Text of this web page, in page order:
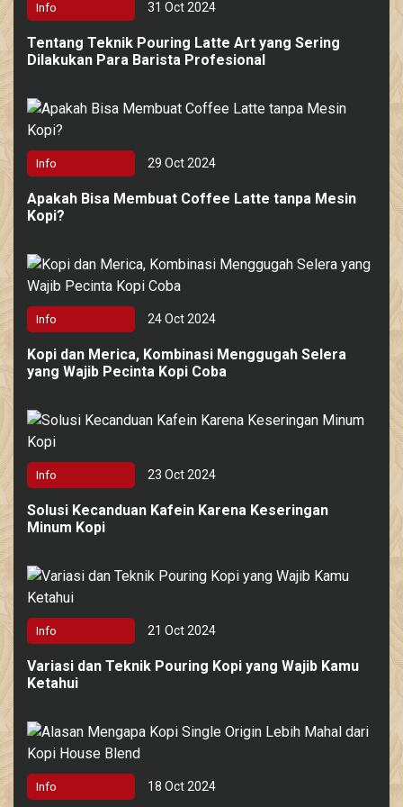
Info 31 Oct 2024
Tentang Teknik Pouring Latte Art yang Sering
Dilakukan Para Barista Profesional
Info 29 Oct 2024
Apakah Bisa Membuat Coffee Latte tanpa Mesin
Kopi?
Info 24 Oct 2024
Kopi dan Merica, Kombinasi Menggugah Selera
yang Wajib Pecinta Kopi Coba
Info 23 Oct 2024
Solusi Kecanduan Kafein Karena Keseringan
Minum Kopi
Info 21 Oct 2024
Variasi dan Teknik Pouring Kopi yang Wajib Kamu
Ketahui
Info 18 Oct 2024